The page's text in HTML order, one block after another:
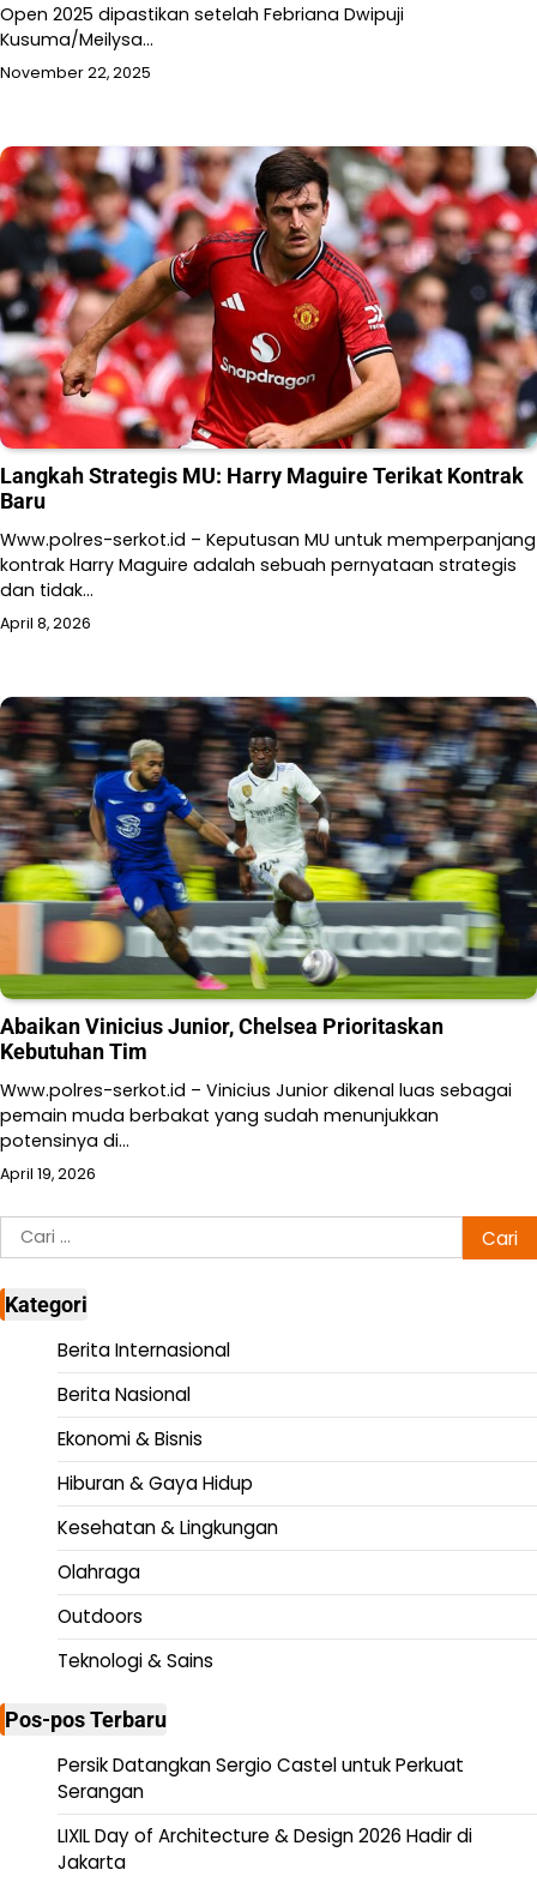
Open 2025 dipastikan setelah Febriana Dwipuji
Kusuma/Meilysa…
November 22, 2025
Langkah Strategis MU: Harry Maguire Terikat Kontrak
Baru
Www.polres-serkot.id – Keputusan MU untuk memperpanjang
kontrak Harry Maguire adalah sebuah pernyataan strategis
dan tidak…
April 8, 2026
Abaikan Vinicius Junior, Chelsea Prioritaskan
Kebutuhan Tim
Www.polres-serkot.id – Vinicius Junior dikenal luas sebagai
pemain muda berbakat yang sudah menunjukkan
potensinya di…
April 19, 2026
Cari
untuk:
Kategori
Berita Internasional
Berita Nasional
Ekonomi & Bisnis
Hiburan & Gaya Hidup
Kesehatan & Lingkungan
Olahraga
Outdoors
Teknologi & Sains
Pos-pos Terbaru
Persik Datangkan Sergio Castel untuk Perkuat
Serangan
LIXIL Day of Architecture & Design 2026 Hadir di
Jakarta